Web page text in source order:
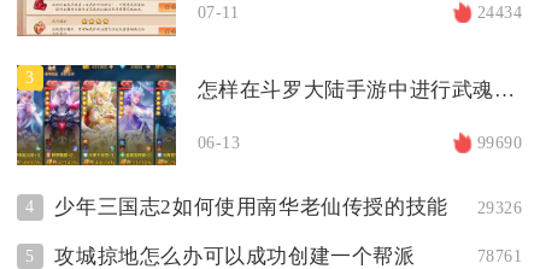
07-11 24434
3
怎样在斗罗大陆手游中进行武魂合体
06-13 99690
4 少年三国志2如何使用南华老仙传授的技能 29326
5 攻城掠地怎么办可以成功创建一个帮派 78761